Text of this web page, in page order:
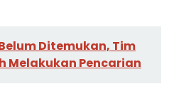
Ditemukan, Tim
Melakukan Pencarian